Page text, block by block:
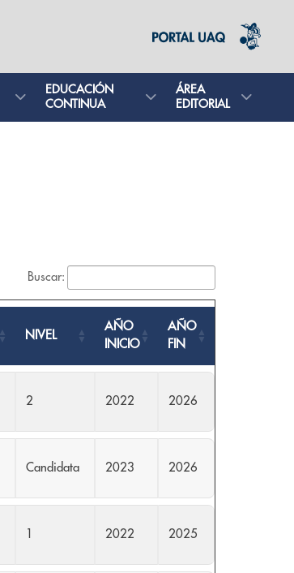
EDUCACIÓN
CONTINUA
ÁREA
EDITORIAL
Buscar:
NIVEL
AÑO
INICIO
AÑO
FIN
2 2022 2026
Candidata 2023 2026
2022 2025